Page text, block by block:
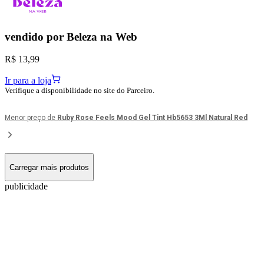
vendido por Beleza na Web
R$ 13,99
Ir para a loja
Verifique a disponibilidade no site do Parceiro.
Menor preço de Ruby Rose Feels Mood Gel Tint Hb5653 3Ml Natural Red
Carregar mais produtos
publicidade